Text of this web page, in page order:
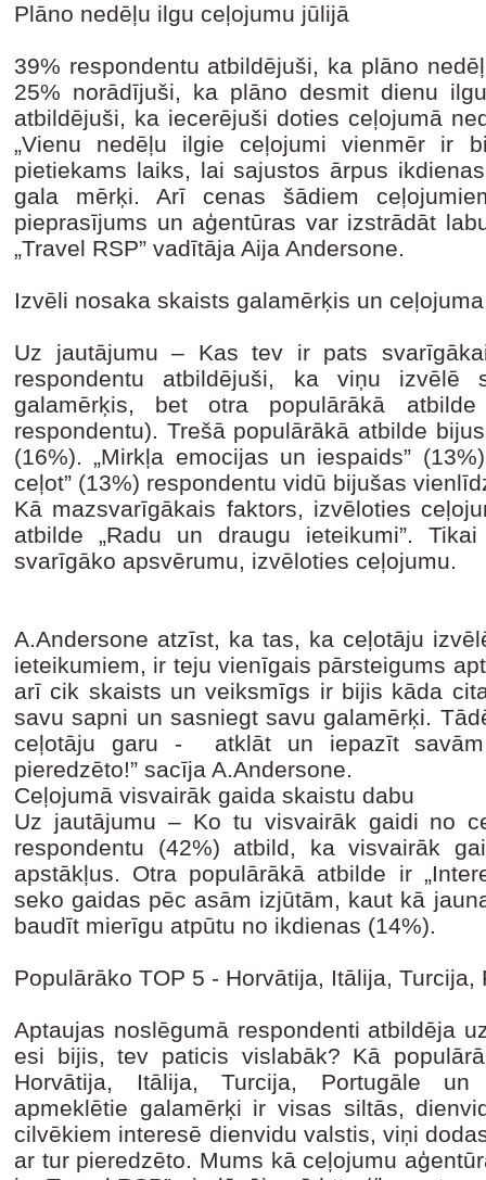
Plāno nedēļu ilgu ceļojumu jūlijā
39% respondentu atbildējuši, ka plāno
25% norādījuši, ka plāno desmit dienu
atbildējuši, ka iecerējuši doties ceļojumā
„Vienu nedēļu ilgie ceļojumi vienmēr ir
pietiekams laiks, lai sajustos ārpus
gala mērķi. Arī cenas šādiem
pieprasījums un aģentūras var izstrādāt
„Travel RSP” vadītāja Aija Andersone.
Izvēli nosaka skaists galamērķis un
Uz jautājumu – Kas tev ir pats
respondentu atbildējuši, ka viņu izvēlē
galamērķis, bet otra populārākā
respondentu). Trešā populārākā atbilde
(16%). „Mirkļa emocijas un iespaids”
ceļot” (13%) respondentu vidū bijušas
Kā mazsvarīgākais faktors, izvēloties
atbilde „Radu un draugu ieteikumi”.
svarīgāko apsvērumu, izvēloties ceļojumu.
A.Andersone atzīst, ka tas, ka ceļotāju
ieteikumiem, ir teju vienīgais pārsteigums
arī cik skaists un veiksmīgs ir bijis kāda
savu sapni un sasniegt savu galamērķi.
ceļotāju garu - atklāt un iepazīt
pieredzēto!” sacīja A.Andersone.
Ceļojumā visvairāk gaida skaistu dabu
Uz jautājumu – Ko tu visvairāk gaidi no
respondentu (42%) atbild, ka visvairāk
apstākļus. Otra populārākā atbilde ir
seko gaidas pēc asām izjūtām, kaut kā
baudīt mierīgu atpūtu no ikdienas (14%).
Populārāko TOP 5 - Horvātija, Itālija, Turcija,
Aptaujas noslēgumā respondenti atbildēja
esi bijis, tev paticis vislabāk? Kā
Horvātija, Itālija, Turcija, Portugāle un
apmeklētie galamērķi ir visas siltās,
cilvēkiem interesē dienvidu valstis, viņi
ar tur pieredzēto. Mums kā ceļojumu